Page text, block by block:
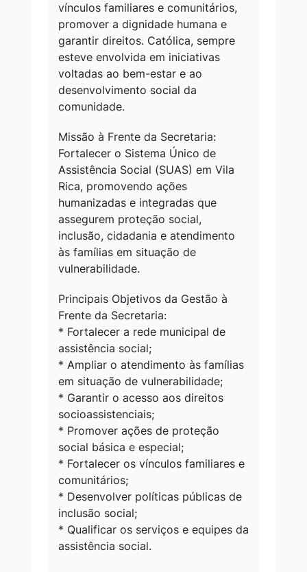
vínculos familiares e comunitários,
promover a dignidade humana e
garantir direitos. Católica, sempre
esteve envolvida em iniciativas
voltadas ao bem-estar e ao
desenvolvimento social da
comunidade.
Missão à Frente da Secretaria:
Fortalecer o Sistema Único de
Assistência Social (SUAS) em Vila
Rica, promovendo ações
humanizadas e integradas que
assegurem proteção social,
inclusão, cidadania e atendimento
às famílias em situação de
vulnerabilidade.
Principais Objetivos da Gestão à
Frente da Secretaria:
* Fortalecer a rede municipal de
assistência social;
* Ampliar o atendimento às famílias
em situação de vulnerabilidade;
* Garantir o acesso aos direitos
socioassistenciais;
* Promover ações de proteção
social básica e especial;
* Fortalecer os vínculos familiares e
comunitários;
* Desenvolver políticas públicas de
inclusão social;
* Qualificar os serviços e equipes da
assistência social.